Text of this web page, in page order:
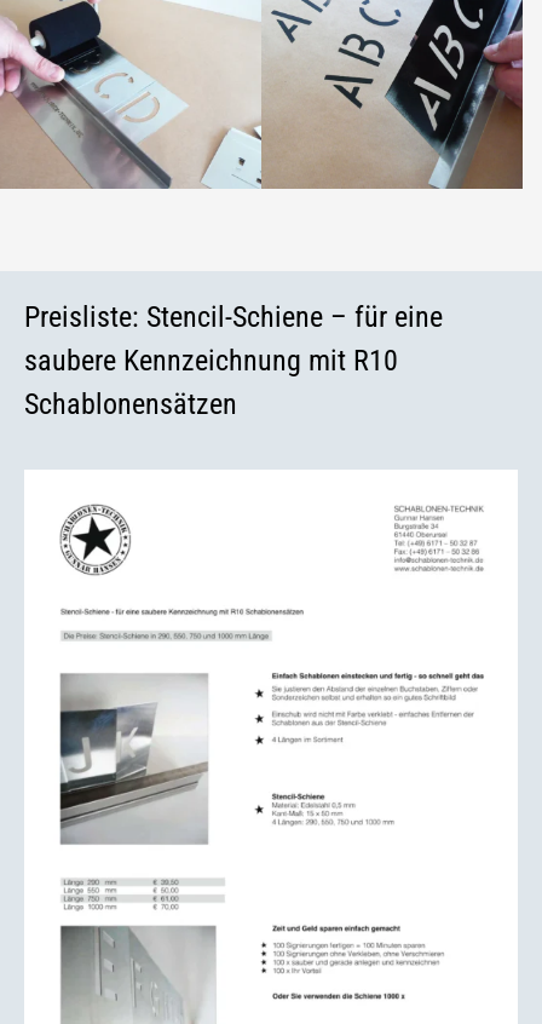
Preisliste: Stencil-Schiene – für eine
saubere Kennzeichnung mit R10
Schablonensätzen